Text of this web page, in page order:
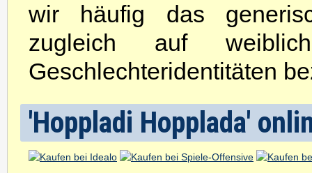
wir häufig das
zugleich auf
Geschlechteridentitäten
'Hoppladi Hopplada'